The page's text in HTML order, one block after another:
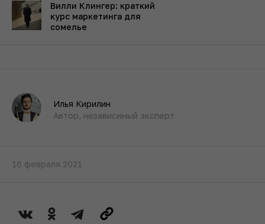
Вилли Клингер: краткий
курс маркетинга для
сомелье
Илья Кирилин
Автор, независимый эксперт
16 февраля 2021